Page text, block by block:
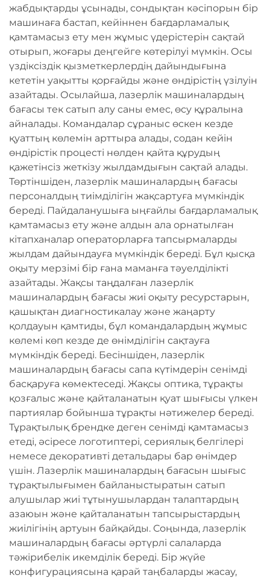
жабдықтарды ұсынады, сондықтан кәсіпорын бір
машинаға бастап, кейіннен бағдарламалық
қамтамасыз ету мен жұмыс үдерістерін сақтай
отырып, жоғары деңгейге көтерілуі мүмкін. Осы
үздіксіздік қызметкерлердің дайындығына
кететін уақытты қорғайды және өндірістің үзілуін
азайтады. Осылайша, лазерлік машиналардың
бағасы тек сатып алу саны емес, өсу құралына
айналады. Командалар сұраныс өскен кезде
қуаттың көлемін арттыра алады, содан кейін
өндірістік процесті нөлден қайта құрудың
қажетінсіз жеткізу жылдамдығын сақтай алады.
Төртіншіден, лазерлік машиналардың бағасы
персоналдың тиімділігін жақсартуға мүмкіндік
береді. Пайдаланушыға ыңғайлы бағдарламалық
қамтамасыз ету және алдын ала орнатылған
кітапханалар операторларға тапсырмаларды
жылдам дайындауға мүмкіндік береді. Бұл қысқа
оқыту мерзімі бір ғана маманға тәуелділікті
азайтады. Жақсы таңдалған лазерлік
машиналардың бағасы жиі оқыту ресурстарын,
қашықтан диагностикалау және жаңарту
қолдауын қамтиды, бұл командалардың жұмыс
көлемі көп кезде де өнімділігін сақтауға
мүмкіндік береді. Бесіншіден, лазерлік
машиналардың бағасы сапа күтімдерін сенімді
басқаруға көмектеседі. Жақсы оптика, тұрақты
қозғалыс және қайталанатын қуат шығысы үлкен
партиялар бойынша тұрақты нәтижелер береді.
Тұрақтылық брендке деген сенімді қамтамасыз
етеді, әсіресе логотиптері, сериялық белгілері
немесе декоративті детальдары бар өнімдер
үшін. Лазерлік машиналардың бағасын шығыс
тұрақтылығымен байланыстыратын сатып
алушылар жиі тұтынушылардан талаптардың
азаюын және қайталанатын тапсырыстардың
жиілігінің артуын байқайды. Соңында, лазерлік
машиналардың бағасы әртүрлі салаларда
тәжірибелік икемділік береді. Бір жүйе
конфигурациясына қарай таңбаларды жасау,